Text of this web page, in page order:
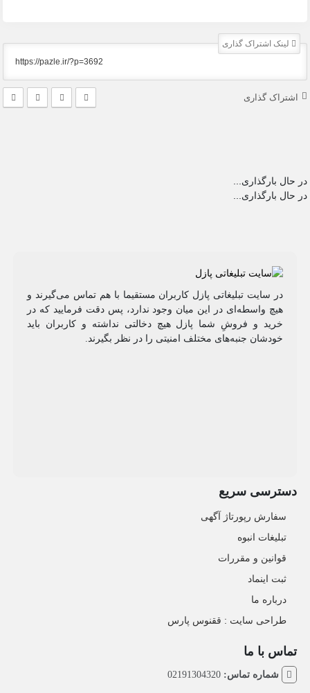
لینک اشتراک گذاری
اشتراک گذاری
در حال بارگذاری...
در حال بارگذاری...
در سایت تبلیغاتی پازل کاربران مستقیما با هم تماس می‌گیرند و
هیچ واسطه‌ای در این میان وجود ندارد، پس دقت فرمایید که در
خرید و فروشِ شما پازل هیچ دخالتی نداشته و کاربران باید
خودشان جنبه‌های مختلف امنیتی را در نظر بگیرند.
دسترسی سریع
سفارش رپورتاژ آگهی
تبلیغات انبوه
قوانین و مقررات
ثبت اینماد
درباره ما
طراحی سایت : ققنوس پارس
تماس با ما
شماره تماس:02191304320